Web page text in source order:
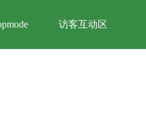
访客互动区